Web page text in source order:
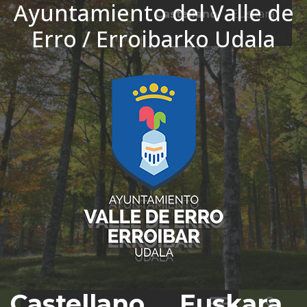
Ayuntamiento del Valle de
Erro / Erroibarko Udala
Ir al contenido
Castellano
Euskara
El tiempo - Tutiempo.net